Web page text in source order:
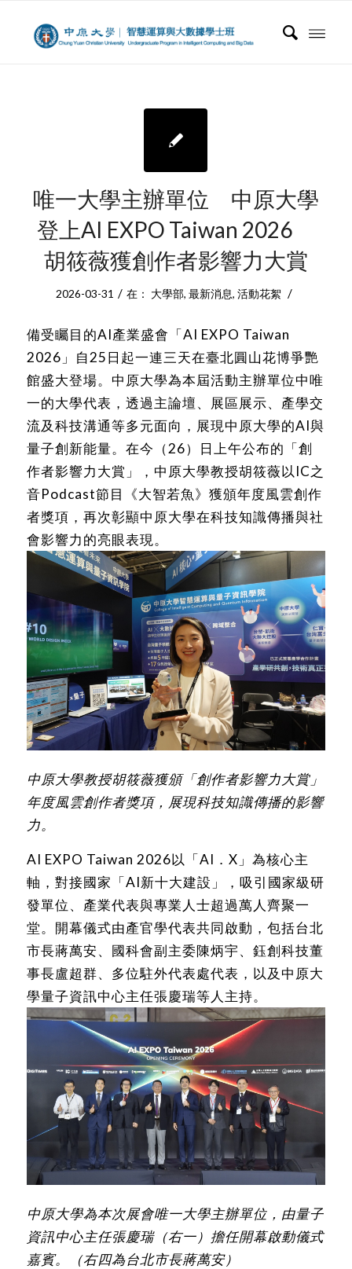
唯一大學主辦單位 中原大學
登上AI EXPO Taiwan 2026
胡筱薇獲創作者影響力大賞
2026-03-31 / 在： 大學部, 最新消息, 活動花絮 /
備受矚目的AI產業盛會「AI EXPO Taiwan
2026」自25日起一連三天在臺北圓山花博爭艷
館盛大登場。中原大學為本屆活動主辦單位中唯
一的大學代表，透過主論壇、展區展示、產學交
流及科技溝通等多元面向，展現中原大學的AI與
量子創新能量。在今（26）日上午公布的「創
作者影響力大賞」，中原大學教授胡筱薇以IC之
音Podcast節目《大智若魚》獲頒年度風雲創作
者獎項，再次彰顯中原大學在科技知識傳播與社
會影響力的亮眼表現。
中原大學教授胡筱薇獲頒「創作者影響力大賞」
年度風雲創作者獎項，展現科技知識傳播的影響
力。
AI EXPO Taiwan 2026以「AI．X」為核心主
軸，對接國家「AI新十大建設」，吸引國家級研
發單位、產業代表與專業人士超過萬人齊聚一
堂。開幕儀式由產官學代表共同啟動，包括台北
市長蔣萬安、國科會副主委陳炳宇、鈺創科技董
事長盧超群、多位駐外代表處代表，以及中原大
學量子資訊中心主任張慶瑞等人主持。
中原大學為本次展會唯一大學主辦單位，由量子
資訊中心主任張慶瑞（右一）擔任開幕啟動儀式
嘉賓。（右四為台北市長蔣萬安）